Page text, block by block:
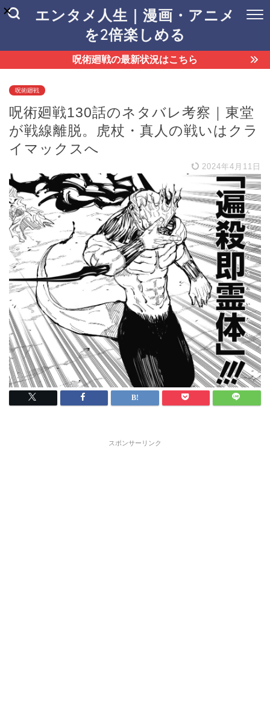
エンタメ人生｜漫画・アニメ
を2倍楽しめる
呪術廻戦の最新状況はこちら
呪術廻戦
呪術廻戦130話のネタバレ考察｜東堂
が戦線離脱。虎杖・真人の戦いはクラ
イマックスへ
2024年4月11日
スポンサーリンク